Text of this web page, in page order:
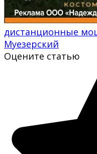
дистанционные
Муезерский
Оцените статью